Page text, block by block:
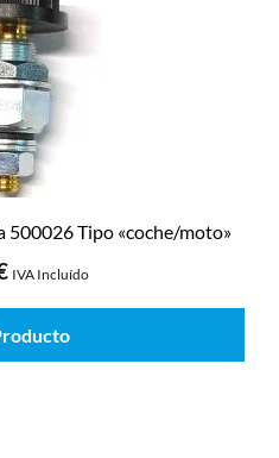
500026 Tipo «coche/moto»
IVA Incluído